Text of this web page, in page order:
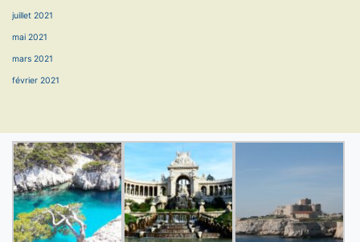
juillet 2021
mai 2021
mars 2021
février 2021